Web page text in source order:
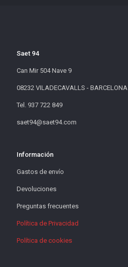
Saet 94
Can Mir 504 Nave 9
08232 VILADECAVALLS - BARCELONA
Tel. 937 722 849
saet94@saet94.com
Información
Gastos de envío
Devoluciones
Preguntas frecuentes
Política de Privacidad
Política de cookies